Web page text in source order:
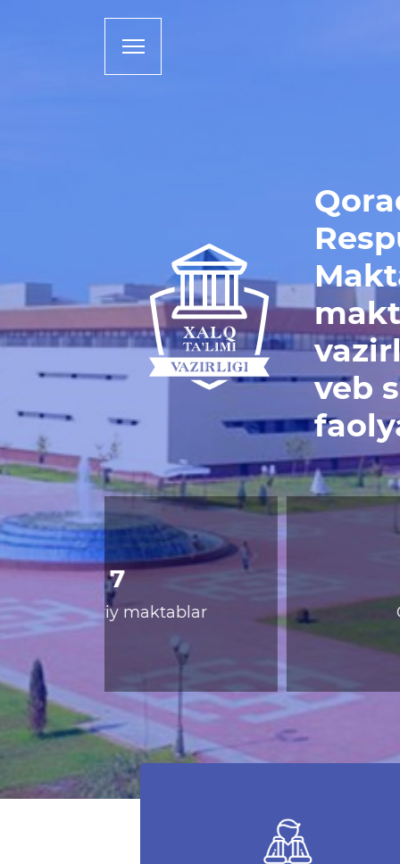
veb
600
Qoraqalpog'iston Respublikasi xalq
ta’limi vazirligiga kelib tushgan
fuqaro murojaatlari (2022-yil I-II